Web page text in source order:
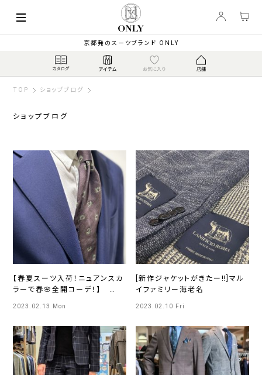
京都発のスーツブランド ONLY
TOP ショップブログ
ショップブログ
【春夏スーツ入荷！ニュアンスカ
ラーで春🌸全開コーデ！】
2023.02.13 Mon
[新作ジャケットがきたー‼️]マル
イファミリー海老名
2023.02.10 Fri